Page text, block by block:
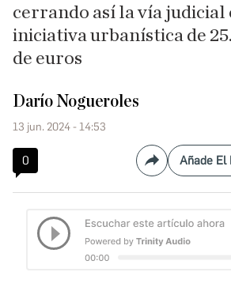
cerrando así la vía judicial
iniciativa urbanística de
de euros
Darío Nogueroles
13 jun. 2024 - 14:53
0 Compartir
Añade El